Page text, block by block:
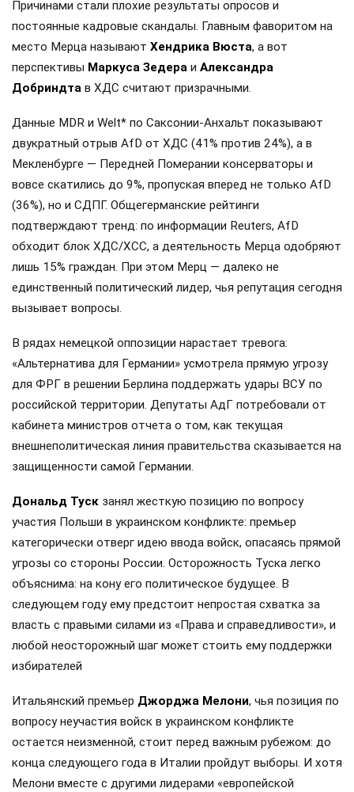
Причинами стали плохие результаты опросов и
постоянные кадровые скандалы. Главным фаворитом на
место Мерца называют Хендрика Вюста, а вот
перспективы Маркуса Зедера и Александра
Добриндта в ХДС считают призрачными.
Данные MDR и Welt* по Саксонии-Анхальт показывают
двукратный отрыв AfD от ХДС (41% против 24%), а в
Мекленбурге — Передней Померании консерваторы и
вовсе скатились до 9%, пропуская вперед не только AfD
(36%), но и СДПГ. Общегерманские рейтинги
подтверждают тренд: по информации Reuters, AfD
обходит блок ХДС/ХСС, а деятельность Мерца одобряют
лишь 15% граждан. При этом Мерц — далеко не
единственный политический лидер, чья репутация сегодня
вызывает вопросы.
В рядах немецкой оппозиции нарастает тревога:
«Альтернатива для Германии» усмотрела прямую угрозу
для ФРГ в решении Берлина поддержать удары ВСУ по
российской территории. Депутаты АдГ потребовали от
кабинета министров отчета о том, как текущая
внешнеполитическая линия правительства сказывается на
защищенности самой Германии.
Дональд Туск занял жесткую позицию по вопросу
участия Польши в украинском конфликте: премьер
категорически отверг идею ввода войск, опасаясь прямой
угрозы со стороны России. Осторожность Туска легко
объяснима: на кону его политическое будущее. В
следующем году ему предстоит непростая схватка за
власть с правыми силами из «Права и справедливости», и
любой неосторожный шаг может стоить ему поддержки
избирателей
Итальянский премьер Джорджа Мелони, чья позиция по
вопросу неучастия войск в украинском конфликте
остается неизменной, стоит перед важным рубежом: до
конца следующего года в Италии пройдут выборы. И хотя
Мелони вместе с другими лидерами «европейской